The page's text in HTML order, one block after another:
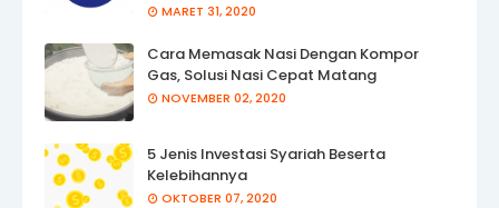
MARET 31, 2020
Cara Memasak Nasi Dengan Kompor
Gas, Solusi Nasi Cepat Matang
NOVEMBER 02, 2020
5 Jenis Investasi Syariah Beserta
Kelebihannya
OKTOBER 07, 2020